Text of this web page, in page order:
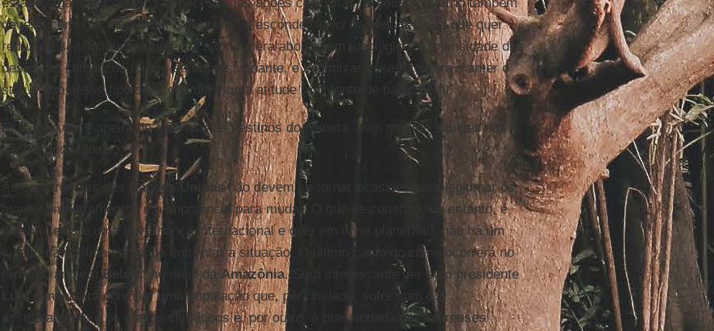
deveria começar a entender isso, sem se esconder atrás daquela retórica que quer
reduzir a sensibilidade ambiental a uma mera abordagem ideológica. A intensidade dos
desastres climáticos tornou-se impressionante, e minimizar esse fato para manter o
status quo desse tipo de economia é uma atitude realmente de baixo perfil.
Essa não é a maneira de governar os destinos do planeta, nem mesmo aqueles das
nações individuais.
As conferências das Nações Unidasnão devem se tornar ocasiões para legitimar os
maus comportamentos e a impotência para mudar. O que se constata, no entanto, é
que não existe uma governança internacional e que, em nível planetário, não há um
sujeito da política capaz de enfrentar a situação. O último canto do cisne ocorrerá no
próximo ano em Belém, no meio da Amazônia. Será interessante ver se o presidente
Lula
conseguirá conciliar uma população que, por um lado, sofre com o
desmatamento e os efeitos climáticos e, por outro, é pressionada por interesses